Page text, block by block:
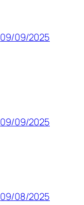
09/09/2025
09/09/2025
09/08/2025